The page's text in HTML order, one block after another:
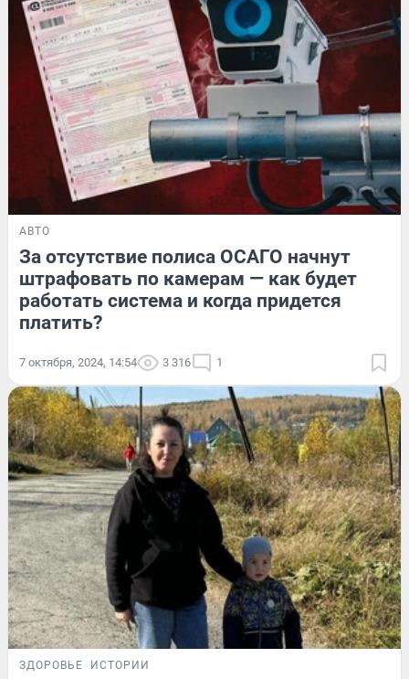
АВТО
За отсутствие полиса ОСАГО начнут
штрафовать по камерам — как будет
работать система и когда придется
платить?
7 октября, 2024, 14:54 3 316 1
ЗДОРОВЬЕ ИСТОРИИ